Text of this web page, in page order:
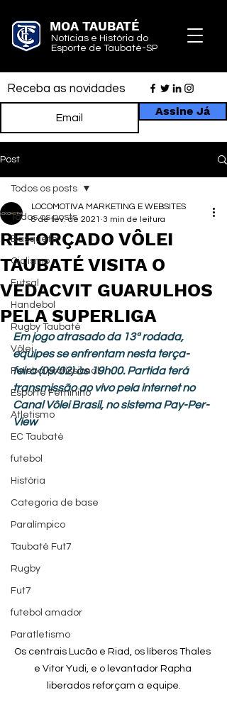
MOA TAUBATÉ
Notícias e História do
Esporte de Taubaté-SP
Receba as novidades
Assine Já
Post
Todos os posts
Basquete
Ciclismo
Futsal
Handebol
Rugby Taubaté
Vôlei
Futebol profissional
Esporte Feminino
Atletismo
EC Taubaté
futebol
História
Categoria de base
Paralímpico
Taubaté Fut7
Rugby
Fut7
futebol amador
Paratletismo
Todos os posts
REFORÇADO VÔLEI
TAUBATÉ VISITA O
VEDACVIT GUARULHOS
PELA SUPERLIGA
LOCOMOTIVA MARKETING E WEBSITES
8 de fev. de 2021 3 min de leitura
Em jogo atrasado da 13ª rodada,
equipes se enfrentam nesta terça-
feira (09/02) às 19h00. Partida terá
transmissão ao vivo pela internet no
Canal Vôlei Brasil, no sistema Pay-Per-
View
Os centrais Lucão e Riad, os líberos Thales
e Vitor Yudi, e o levantador Rapha
liberados reforçam a equipe.